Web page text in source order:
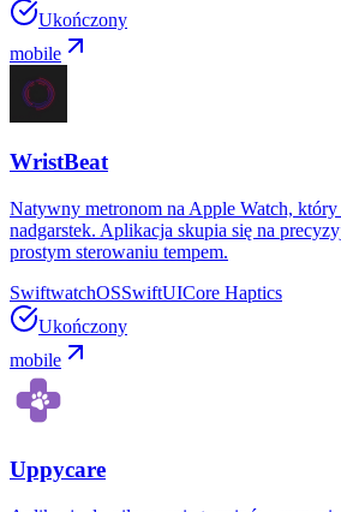
Ukończony
mobile
WristBeat
Natywny metronom na Apple Watch, który
nadgarstek. Aplikacja skupia się na
prostym sterowaniu tempem.
SwiftwatchOSSwiftUICore Haptics
Ukończony
mobile
Uppycare